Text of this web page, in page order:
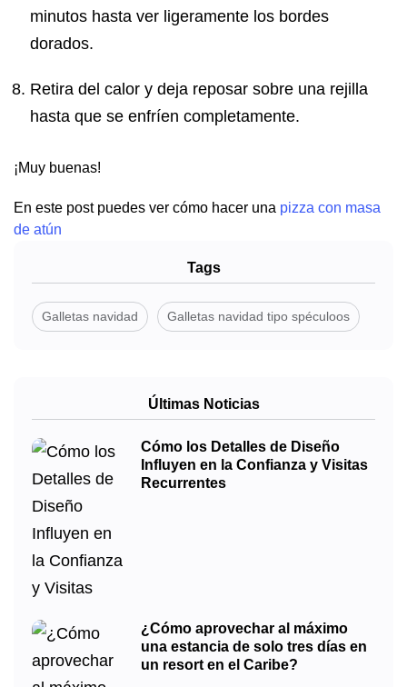
minutos hasta ver ligeramente los bordes
dorados.
Retira del calor y deja reposar sobre una rejilla
hasta que se enfríen completamente.
¡Muy buenas!
En este post puedes ver cómo hacer una pizza con masa
de atún
Tags
Galletas navidad Galletas navidad tipo spéculoos
Últimas Noticias
Cómo los Detalles de Diseño
Influyen en la Confianza y Visitas
Recurrentes
¿Cómo aprovechar al máximo
una estancia de solo tres días en
un resort en el Caribe?